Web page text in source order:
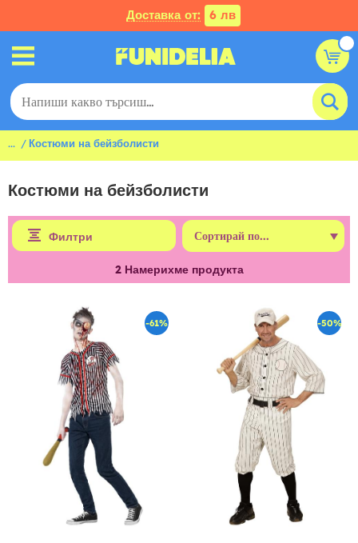
Доставка от: 6 лв
... Костюми на бейзболисти
Костюми на бейзболисти
Филтри
2Намерихме продукта
-61% -50%